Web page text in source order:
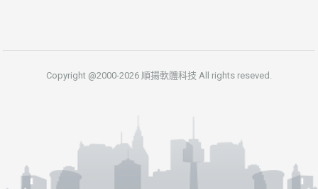
Copyright @2000-2026 順揚軟體科技 All rights reseved.